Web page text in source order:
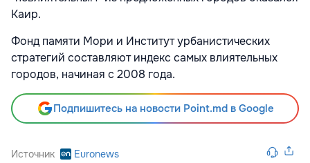
Каир.
Фонд памяти Мори и Институт урбанистических
стратегий составляют индекс самых влиятельных
городов, начиная с 2008 года.
Подпишитесь на новости Point.md в Google
Источник Euronews